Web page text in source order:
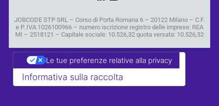
JOBCODE STP SRL – Corso di Porta Romana 6 – 20122 Milano – C.F.
e P. IVA 1026100966 – numero iscrizione registro delle imprese: REA
MI – 2518121 – Capitale sociale: 10.526,32 quota versata: 10.526,32
Informativa sulla raccolta
Le tue preferenze relative alla privacy